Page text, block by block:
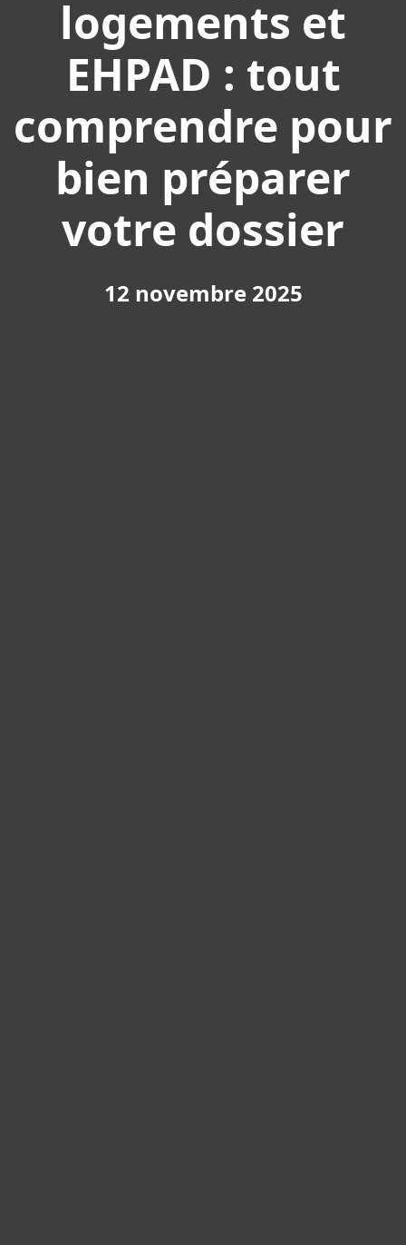
logements et
EHPAD : tout
comprendre pour
bien préparer
votre dossier
12 novembre 2025